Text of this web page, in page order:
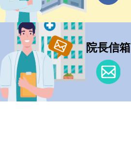
院長信箱